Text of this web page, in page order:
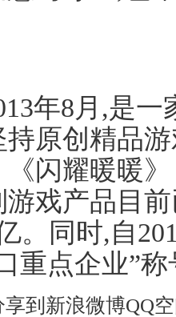
年8月,是
原创精品
《闪耀暖暖
戏产品目
。同时,自
重点企业”称
到 新浪微博QQ